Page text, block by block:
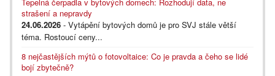
strašení a nepravdy
24.06.2026 - Vytápění bytových domů je pro SVJ stále větší
téma. Rostoucí ceny...
8 nejčastějších mýtů o fotovoltaice: Co je pravda a čeho se lidé
bojí zbytečně?